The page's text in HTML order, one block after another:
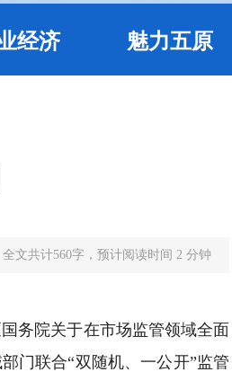
经济 魅力五原
全文共计560字，预计阅读时间 2 分钟
务院关于在市场监管领域全面
门联合“双随机、一公开”监管